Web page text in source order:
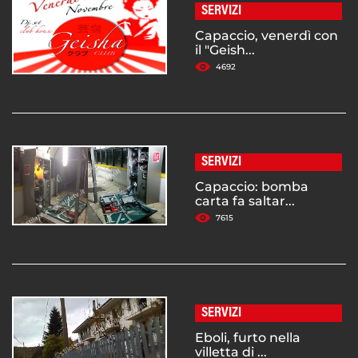
SERVIZI
Capaccio, venerdì con
il "Geish...
4692
SERVIZI
Capaccio: bomba
carta fa saltar...
7615
SERVIZI
Eboli, furto nella
villetta di ...